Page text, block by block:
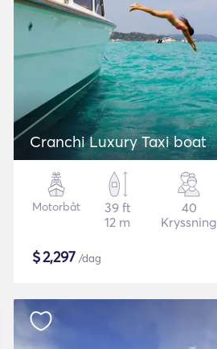
Cranchi Luxury Taxi boat
Motorbåt
39 ft
12 m
40
Kryssning
$2,297 /dag